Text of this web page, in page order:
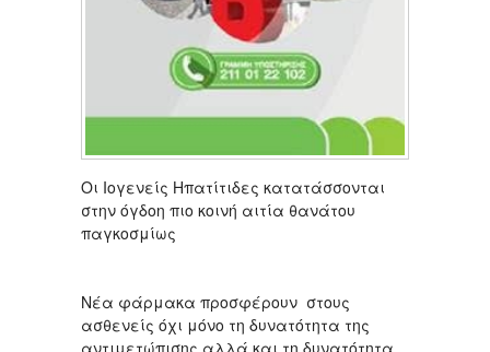
Οι Ιογενείς Ηπατίτιδες κατατάσσονται
στην όγδοη πιο κοινή αιτία θανάτου
παγκοσμίως
Νέα φάρμακα προσφέρουν στους
ασθενείς όχι μόνο τη δυνατότητα της
αντιμετώπισης αλλά και τη δυνατότητα